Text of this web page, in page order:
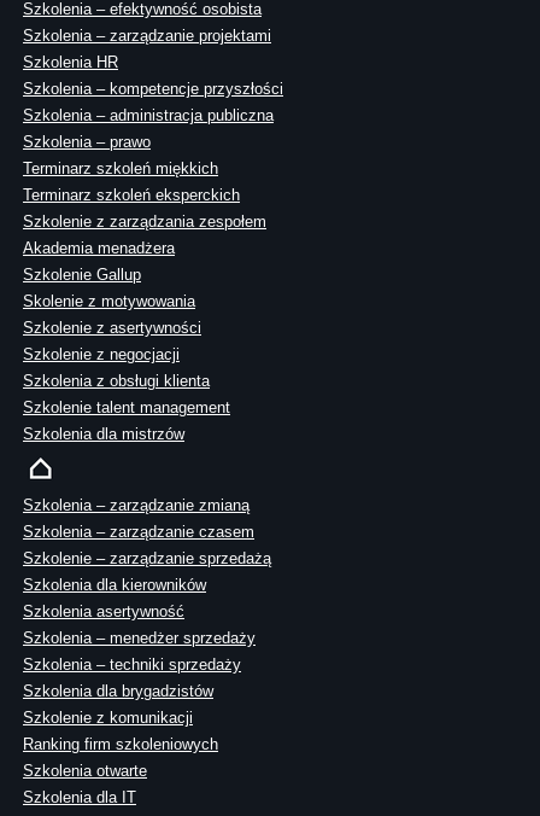
Szkolenia – efektywność osobista
Szkolenia – zarządzanie projektami
Szkolenia HR
Szkolenia – kompetencje przyszłości
Szkolenia – administracja publiczna
Szkolenia – prawo
Terminarz szkoleń miękkich
Terminarz szkoleń eksperckich
Szkolenie z zarządzania zespołem
Akademia menadżera
Szkolenie Gallup
Skolenie z motywowania
Szkolenie z asertywności
Szkolenie z negocjacji
Szkolenia z obsługi klienta
Szkolenie talent management
Szkolenia dla mistrzów
Szkolenia – zarządzanie zmianą
Szkolenia – zarządzanie czasem
Szkolenie – zarządzanie sprzedażą
Szkolenia dla kierowników
Szkolenia asertywność
Szkolenia – menedżer sprzedaży
Szkolenia – techniki sprzedaży
Szkolenia dla brygadzistów
Szkolenie z komunikacji
Ranking firm szkoleniowych
Szkolenia otwarte
Szkolenia dla IT